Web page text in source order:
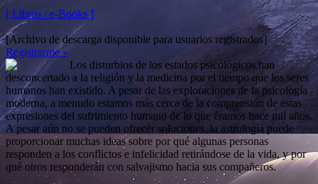
[ Libros / e-Books ]
[Archivo de descarga disponible para usuarios registrados]
Registrarme »
Los disturbios de los estados psicológicos han
desconcertado a la religión y la medicina por el tiempo que los seres
humanos han existido. A pesar de las exploraciones de la psicología
moderna, a menudo estamos más cerca de la comprensión de estas
expresiones del sufrimiento humano de lo que éramos hace mil años.
A pesar aún no se pueden ofrecer soluciones, la astrología puede
proporcionar muchas ideas sobre por qué algunas personas
responden a los conflictos e infelicidad retirándose de la vida, y por
qué otros responderán con salvajismo hacia sus compañeros.